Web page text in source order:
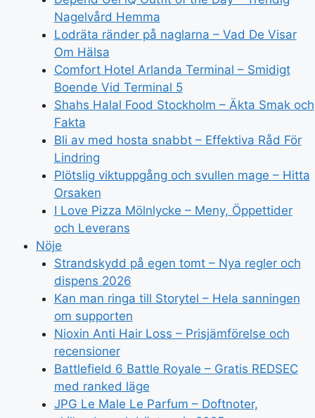
Nagelvård Hemma
Lodräta ränder på naglarna – Vad De Visar
Om Hälsa
Comfort Hotel Arlanda Terminal – Smidigt
Boende Vid Terminal 5
Shahs Halal Food Stockholm – Äkta Smak och
Fakta
Bli av med hosta snabbt – Effektiva Råd För
Lindring
Plötslig viktuppgång och svullen mage – Hitta
Orsaken
I Love Pizza Mölnlycke – Meny, Öppettider
och Leverans
Nöje
Strandskydd på egen tomt – Nya regler och
dispens 2026
Kan man ringa till Storytel – Hela sanningen
om supporten
Nioxin Anti Hair Loss – Prisjämförelse och
recensioner
Battlefield 6 Battle Royale – Gratis REDSEC
med ranked läge
JPG Le Male Le Parfum – Doftnoter,